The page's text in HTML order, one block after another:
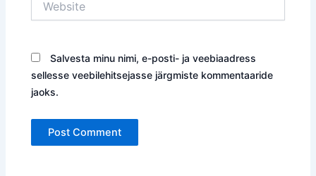
Salvesta minu nimi, e-posti- ja veebiaadress
sellesse veebilehitsejasse järgmiste kommentaaride
jaoks.